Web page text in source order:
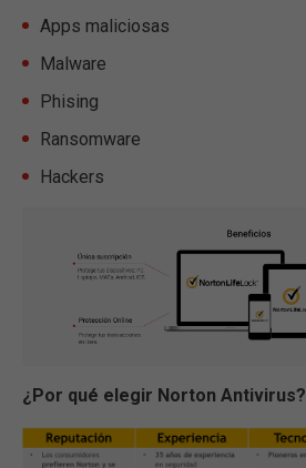
Apps maliciosas
Malware
Phising
Ransomware
Hackers
¿Por qué elegir Norton Antivirus?